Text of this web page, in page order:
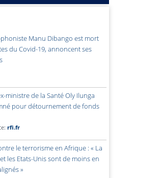
Manu Dibango est mort
du Covid-19, annoncent ses
ministre de la Santé Oly Ilunga
pour détournement de fonds
rfi.fr
le terrorisme en Afrique : « La
les Etats-Unis sont de moins en
»